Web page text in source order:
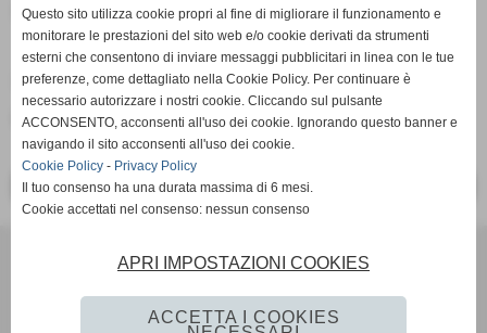
Scalabrino Salvatore
Orari
LUNEDI E GIOVEDI ORE 16:30
<< PRECEDENTE
Via Amedeo Modigliani 18 - Pozzuoli (Napoli)
P.I. 07784580636 C.F 96012290639
Tel. 081 524 57 48 Fax 081 524 57 48 mail
Questo sito utilizza cookie propri al fine di migliorare il funzionamento e
monitorare le prestazioni del sito web e/o cookie derivati da strumenti
esterni che consentono di inviare messaggi pubblicitari in linea con le tue
preferenze, come dettagliato nella Cookie Policy. Per continuare è
necessario autorizzare i nostri cookie. Cliccando sul pulsante
ACCONSENTO, acconsenti all'uso dei cookie. Ignorando questo banner e
navigando il sito acconsenti all'uso dei cookie.
Cookie Policy - Privacy Policy
Il tuo consenso ha una durata massima di 6 mesi.
Cookie accettati nel consenso: nessun consenso
APRI IMPOSTAZIONI COOKIES
ACCETTA I COOKIES